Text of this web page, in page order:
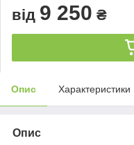
від 9 250 ₴
Опис Характеристики
Опис